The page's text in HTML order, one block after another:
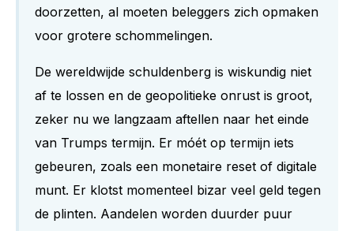
doorzetten, al moeten beleggers zich opmaken
voor grotere schommelingen.
De wereldwijde schuldenberg is wiskundig niet
af te lossen en de geopolitieke onrust is groot,
zeker nu we langzaam aftellen naar het einde
van Trumps termijn. Er móét op termijn iets
gebeuren, zoals een monetaire reset of digitale
munt. Er klotst momenteel bizar veel geld tegen
de plinten. Aandelen worden duurder puur